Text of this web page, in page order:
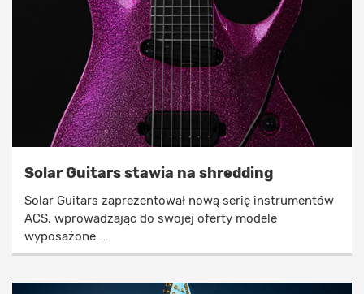
Solar Guitars stawia na shredding
Solar Guitars zaprezentował nową serię instrumentów
ACS, wprowadzając do swojej oferty modele
wyposażone ...